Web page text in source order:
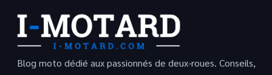
Blog moto dédié aux passionnés de deux-roues. Conseils,